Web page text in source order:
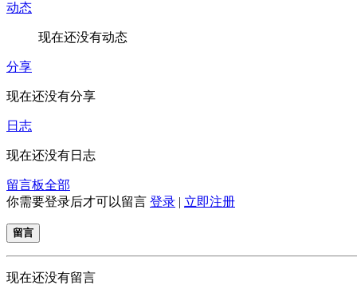
动态
现在还没有动态
分享
现在还没有分享
日志
现在还没有日志
留言板全部
你需要登录后才可以留言 登录 | 立即注册
留言
现在还没有留言